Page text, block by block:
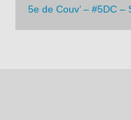
5e de Couv’ – #5DC –